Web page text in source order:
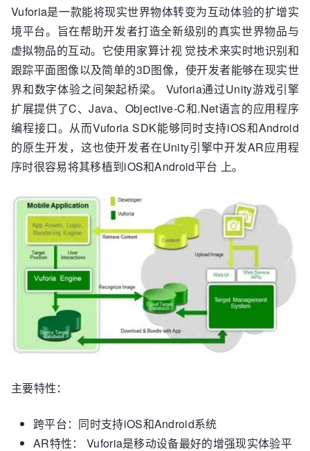
Vuforia是一款能将现实世界物体转变为互动体验的扩增实
境平台。旨在帮助开发者打造全新级别的真实世界物品与
虚拟物品的互动。它使用家算计视 觉技术来实时地识别和
跟踪平面图像以及简单的3D图像，使开发者能够在现实世
界和数字体验之间架起桥梁。 Vuforia通过Unity游戏引擎
扩展提供了C、Java、Objective-C和.Net语言的应用程序
编程接口。从而Vuforia SDK能够同时支持iOS和Android
的原生开发，这也使开发者在Unity引擎中开发AR应用程
序时很容易将其移植到iOS和Android平台 上。
主要特性：
跨平台：同时支持iOS和Android系统
AR特性： Vuforia是移动设备最好的增强现实体验平